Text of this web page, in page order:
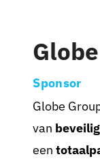
Pax 7
Pax 8
Pax 10
Sponsor
Globe
van
een